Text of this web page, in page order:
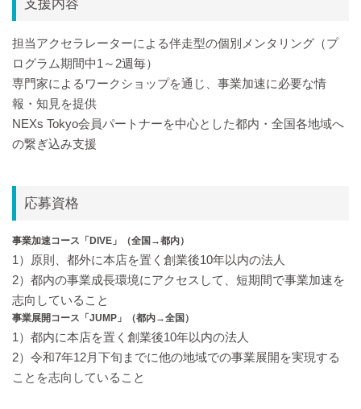
支援内容
担当アクセラレーターによる伴走型の個別メンタリング（プ
ログラム期間中1～2週毎）
専門家によるワークショップを通じ、事業加速に必要な情
報・知見を提供
NEXs Tokyo会員パートナーを中心とした都内・全国各地域へ
の繋ぎ込み支援
応募資格
事業加速コース「DIVE」（全国→都内）
1）原則、都外に本店を置く創業後10年以内の法人
2）都内の事業成長環境にアクセスして、短期間で事業加速を
志向していること
事業展開コース「JUMP」（都内→全国）
1）都内に本店を置く創業後10年以内の法人
2）令和7年12月下旬までに他の地域での事業展開を実現する
ことを志向していること